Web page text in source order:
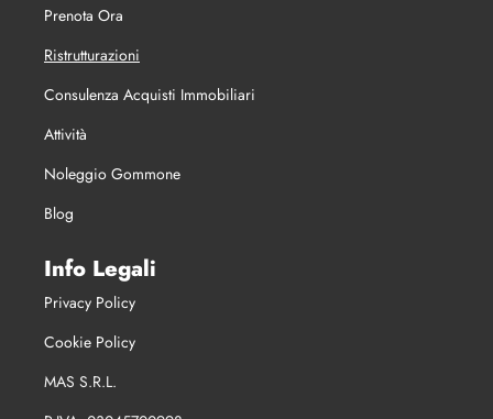
Prenota Ora
Ristrutturazioni
Consulenza Acquisti Immobiliari
Attività
Noleggio Gommone
Blog
Info Legali
Privacy Policy
Cookie Policy
MAS S.R.L.